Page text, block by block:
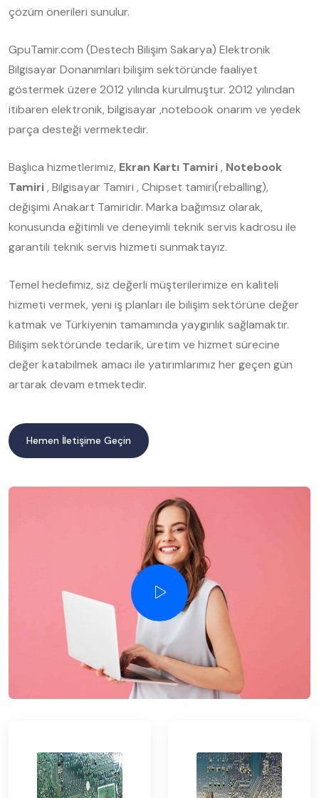
çözüm önerileri sunulur.
GpuTamir.com (Destech Bilişim Sakarya) Elektronik
Bilgisayar Donanımları bilişim sektöründe faaliyet
göstermek üzere 2012 yılında kurulmuştur. 2012 yılından
itibaren elektronik, bilgisayar ,notebook onarım ve yedek
parça desteği vermektedir.
Başlıca hizmetlerimiz, Ekran Kartı Tamiri, Notebook
Tamiri, Bilgisayar Tamiri , Chipset tamiri(reballing),
değişimi Anakart Tamiridir. Marka bağımsız olarak,
konusunda eğitimli ve deneyimli teknik servis kadrosu ile
garantili teknik servis hizmeti sunmaktayız.
Temel hedefimiz, siz değerli müşterilerimize en kaliteli
hizmeti vermek, yeni iş planları ile bilişim sektörüne değer
katmak ve Türkiyenin tamamında yaygınlık sağlamaktır.
Bilişim sektöründe tedarik, üretim ve hizmet sürecine
değer katabilmek amacı ile yatırımlarımız her geçen gün
artarak devam etmektedir.
Hemen İletişime Geçin